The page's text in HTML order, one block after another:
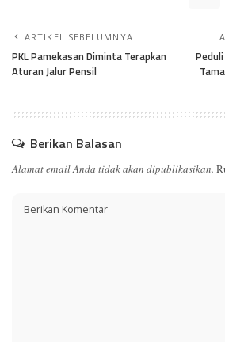
ARTIKEL SEBELUMNYA
PKL Pamekasan Diminta Terapkan
Aturan Jalur Pensil
Berikan Balasan
Alamat email Anda tidak akan dipublikasikan.